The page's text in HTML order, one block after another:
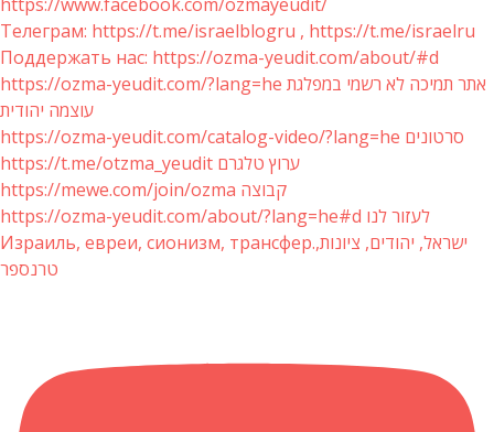
Телеграм: https://t.me/israelblogru , https://t.me/israelru
Поддержать нас: https://ozma-yeudit.com/about/#d
https://ozma-yeudit.com/?lang=he אתר תמיכה לא רשמי במפלגת
עוצמה יהודית
https://ozma-yeudit.com/catalog-video/?lang=he סרטונים
https://t.me/otzma_yeudit ערוץ טלגרם
https://mewe.com/join/ozma קבוצה
https://ozma-yeudit.com/about/?lang=he#d לעזור לנו
Израиль, евреи, сионизм, трансфер.ישראל, יהודים, ציונות,
טרנספר